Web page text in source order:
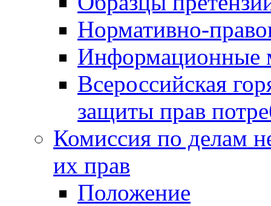
Нормативно-
Информационные
Всероссийская
защиты прав
Комиссия по делам
их прав
Положение